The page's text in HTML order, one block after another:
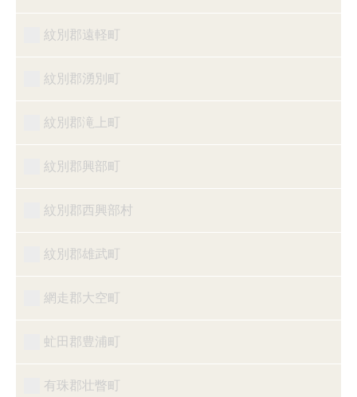
紋別郡遠軽町
紋別郡湧別町
紋別郡滝上町
紋別郡興部町
紋別郡西興部村
紋別郡雄武町
網走郡大空町
虻田郡豊浦町
有珠郡壮瞥町